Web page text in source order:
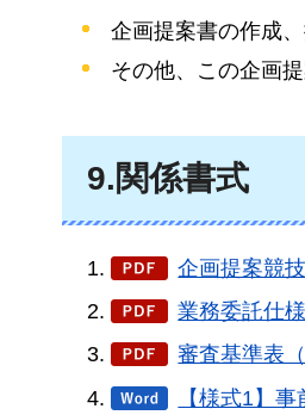
企画提案書の作成
その他、この企画
9.関係書式
企画提案競
業務委託仕
審査基準表
【様式1】